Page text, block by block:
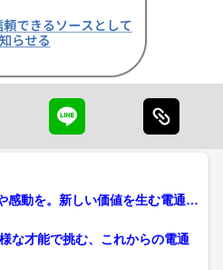
感動を。新しい価値を生む電通の
な才能で挑む、これからの電通